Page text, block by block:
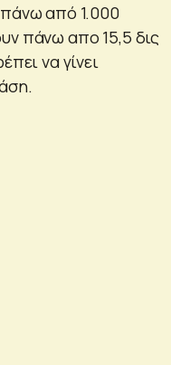
από 1.000
πάνω απο 15,5 δις
να γίνει